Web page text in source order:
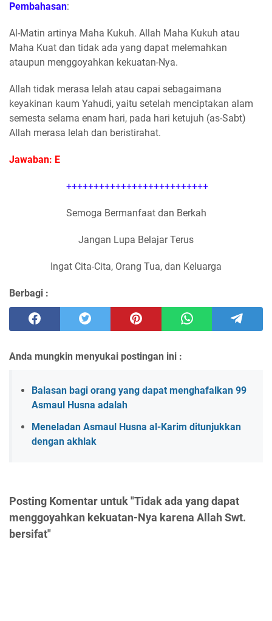
Pembahasan:
Al-Matin artinya Maha Kukuh. Allah Maha Kukuh atau
Maha Kuat dan tidak ada yang dapat melemahkan
ataupun menggoyahkan kekuatan-Nya.
Allah tidak merasa lelah atau capai sebagaimana
keyakinan kaum Yahudi, yaitu setelah menciptakan alam
semesta selama enam hari, pada hari ketujuh (as-Sabt)
Allah merasa lelah dan beristirahat.
Jawaban: E
++++++++++++++++++++++++++
Semoga Bermanfaat dan Berkah
Jangan Lupa Belajar Terus
Ingat Cita-Cita, Orang Tua, dan Keluarga
Berbagi :
Anda mungkin menyukai postingan ini :
Balasan bagi orang yang dapat menghafalkan 99
Asmaul Husna adalah
Meneladan Asmaul Husna al-Karim ditunjukkan
dengan akhlak
Posting Komentar untuk "Tidak ada yang dapat
menggoyahkan kekuatan-Nya karena Allah Swt.
bersifat"